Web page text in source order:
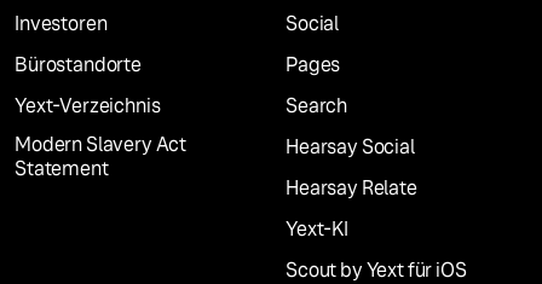
Investoren
Bürostandorte
Yext-Verzeichnis
Modern Slavery Act
Statement
Social
Pages
Search
Hearsay Social
Hearsay Relate
Yext-KI
Scout by Yext für iOS